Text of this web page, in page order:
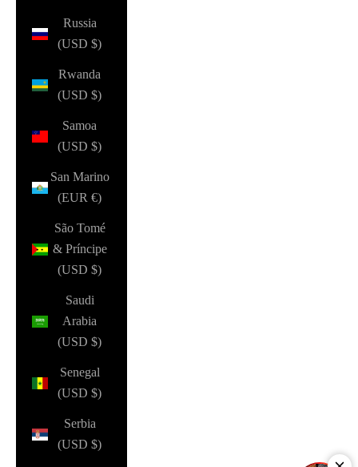
Russia
(USD $)
Rwanda
(USD $)
Samoa
(USD $)
San Marino
(EUR €)
São Tomé
& Príncipe
(USD $)
Saudi
Arabia
(USD $)
Senegal
(USD $)
Serbia
(USD $)